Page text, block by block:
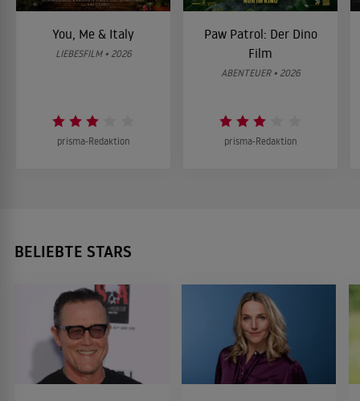
You, Me & Italy
LIEBESFILM • 2026
prisma-Redaktion
Paw Patrol: Der Dino
Film
ABENTEUER • 2026
prisma-Redaktion
BELIEBTE STARS